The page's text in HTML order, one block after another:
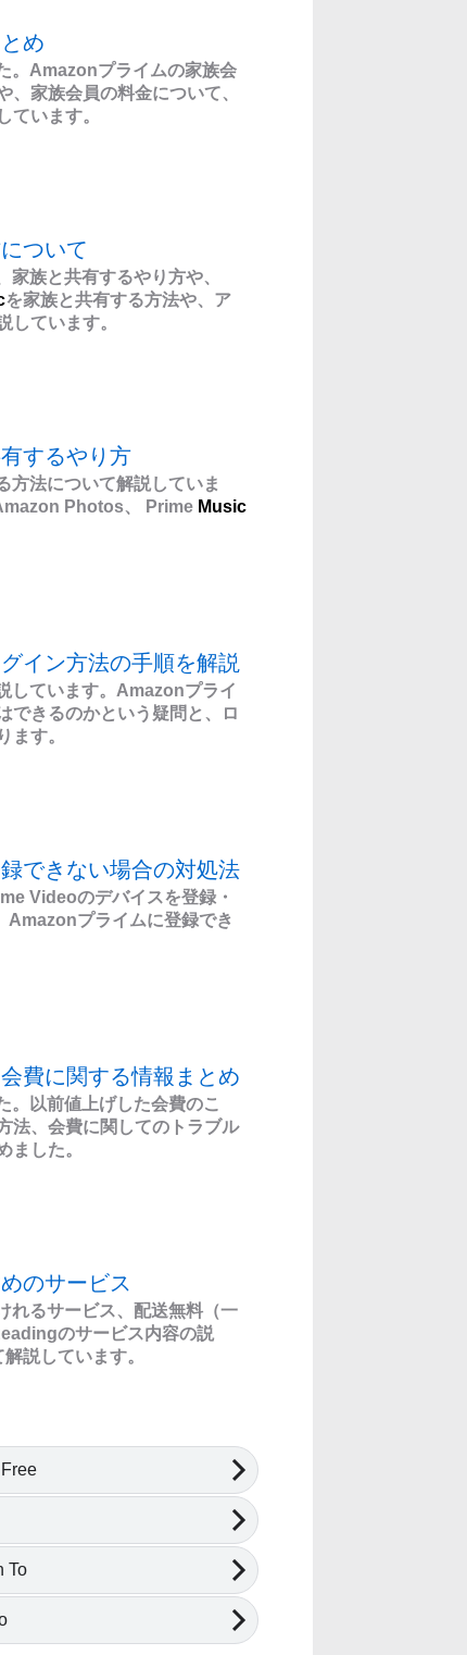
め
。Amazonプライムの家族会
、家族会員の料金について、
ています。
ついて
族と共有するやり方や、
を家族と共有する方法や、ア
しています。
するやり方
方法について解説していま
Photos、 Prime Music
イン方法の手順を解説
しています。Amazonプライ
できるのかという疑問と、ロ
ます。
できない場合の対処法
Videoのデバイスを登録・
プライムに登録でき
費に関する情報まとめ
。以前値上げした会費のこ
法、会費に関してのトラブル
ました。
のサービス
れるサービス、配送無料（一
のサービス内容の説
説しています。